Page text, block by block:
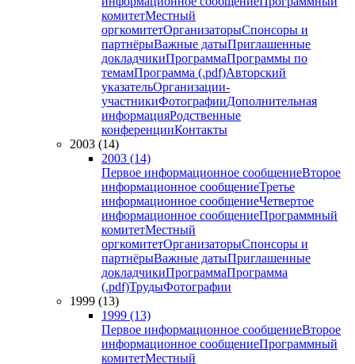
комитетМестный
оргкомитетОрганизаторыСпонсоры и
партнёрыВажные датыПриглашенные
докладчикиПрограммаПрограммы по
темамПрограмма (.pdf)Авторский
указательОрганизации-
участникиФотографииДополнительная
информацияРодственные
конференцииКонтакты
2003 (14)
2003 (14)
Первое информационное сообщениеВторое
информационное сообщениеТретье
информационное сообщениеЧетвертое
информационное сообщениеПрограммный
комитетМестный
оргкомитетОрганизаторыСпонсоры и
партнёрыВажные датыПриглашенные
докладчикиПрограммаПрограмма
(.pdf)ТрудыФотографии
1999 (13)
1999 (13)
Первое информационное сообщениеВторое
информационное сообщениеПрограммный
комитетМестный